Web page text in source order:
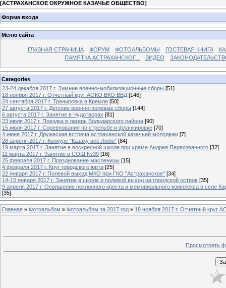
[АСТРАХАНСКОЕ ОКРУЖНОЕ КАЗАЧЬЕ ОБЩЕСТВО]
Форма входа
Меню сайта
ГЛАВНАЯ СТРАНИЦА ФОРУМ ФОТОАЛЬБОМЫ ГОСТЕВАЯ КНИГА
ПАМЯТКА АСТРАХАНСКОГ...
ВИДЕО
Categories
23-24 декабря 2017 г. Зимние военно-мобилизационные сборы [51]
18 ноября 2017 г. Отчетный круг АОКО ВКО ВВД [146]
24 сентября 2017 г. Тренировка в Кремле [50]
27 августа 2017 г. Детские военно-полевые сборы [144]
6 августа 2017 г. Занятие в Чудотворах [81]
23 июля 2017 г. Поездка в лагерь Володарского района [90]
15 июля 2017 г. Соревнования по стрельбе и фланкировке [70]
4 июня 2017 г. Дружеская встреча астраханской казачьей молодежи [7]
28 апреля 2017 г. Конкурс "Казаку всё Любо" [84]
19 марта 2017 г. Занятие в воскресной школе при храме Андрея Первозванного [32]
11 марта 2017 г. Занятие в СОШ №39 [16]
25 февраля 2017 г. Празднование масленицы [15]
4 февраля 2017 г. Круг городского юрта [25]
22 января 2017 г. Полевой выход МКО при ГКО "Астраханское" [34]
14-15 января 2017 г. Занятие в школе и полевой выход на городской остров [35]
9 апреля 2017 г. Освящение поклонного креста и мемориального комплекса в селе
[35]
Главная » Фотоальбом » Фотоальбом за 2017 год » 18 ноября 2017 г. Отчетный круг
Просмотреть